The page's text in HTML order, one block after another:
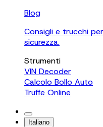
Blog
Consigli e trucchi
sicurezza.
Strumenti
VIN Decoder
Calcolo Bollo Auto
Truffe Online
Italiano